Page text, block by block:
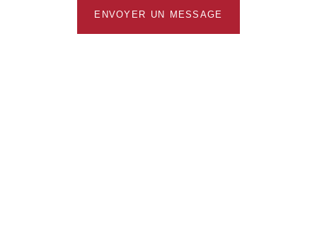
ENVOYER UN MESSAGE